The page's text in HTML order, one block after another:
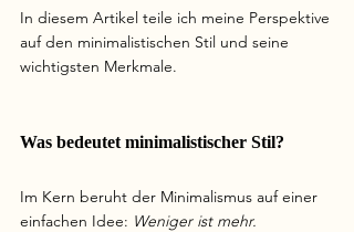
In diesem Artikel teile ich meine Perspektive
auf den minimalistischen Stil und seine
wichtigsten Merkmale.
Was bedeutet minimalistischer Stil?
Im Kern beruht der Minimalismus auf einer
einfachen Idee: Weniger ist mehr.